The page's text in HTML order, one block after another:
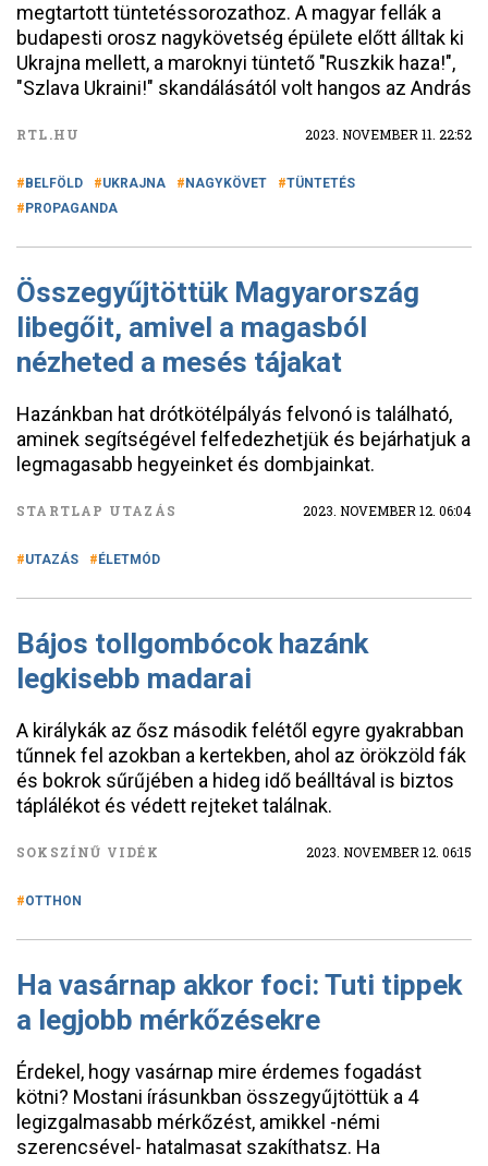
megtartott tüntetéssorozathoz. A magyar fellák a
budapesti orosz nagykövetség épülete előtt álltak ki
Ukrajna mellett, a maroknyi tüntető "Ruszkik haza!",
"Szlava Ukraini!" skandálásától volt hangos az András
RTL.HU 2023. NOVEMBER 11. 22:52
BELFÖLD UKRAJNA NAGYKÖVET
TÜNTETÉS
PROPAGANDA
Összegyűjtöttük Magyarország
libegőit, amivel a magasból
nézheted a mesés tájakat
Hazánkban hat drótkötélpályás felvonó is található,
aminek segítségével felfedezhetjük és bejárhatjuk a
legmagasabb hegyeinket és dombjainkat.
STARTLAP UTAZÁS 2023. NOVEMBER 12. 06:04
UTAZÁS ÉLETMÓD
Bájos tollgombócok hazánk
legkisebb madarai
A királykák az ősz második felétől egyre gyakrabban
tűnnek fel azokban a kertekben, ahol az örökzöld fák
és bokrok sűrűjében a hideg idő beálltával is biztos
táplálékot és védett rejteket találnak.
SOKSZÍNŰ VIDÉK 2023. NOVEMBER 12. 06:15
OTTHON
Ha vasárnap akkor foci: Tuti tippek
a legjobb mérkőzésekre
Érdekel, hogy vasárnap mire érdemes fogadást
kötni? Mostani írásunkban összegyűjtöttük a 4
legizgalmasabb mérkőzést, amikkel -némi
szerencsével- hatalmasat szakíthatsz. Ha